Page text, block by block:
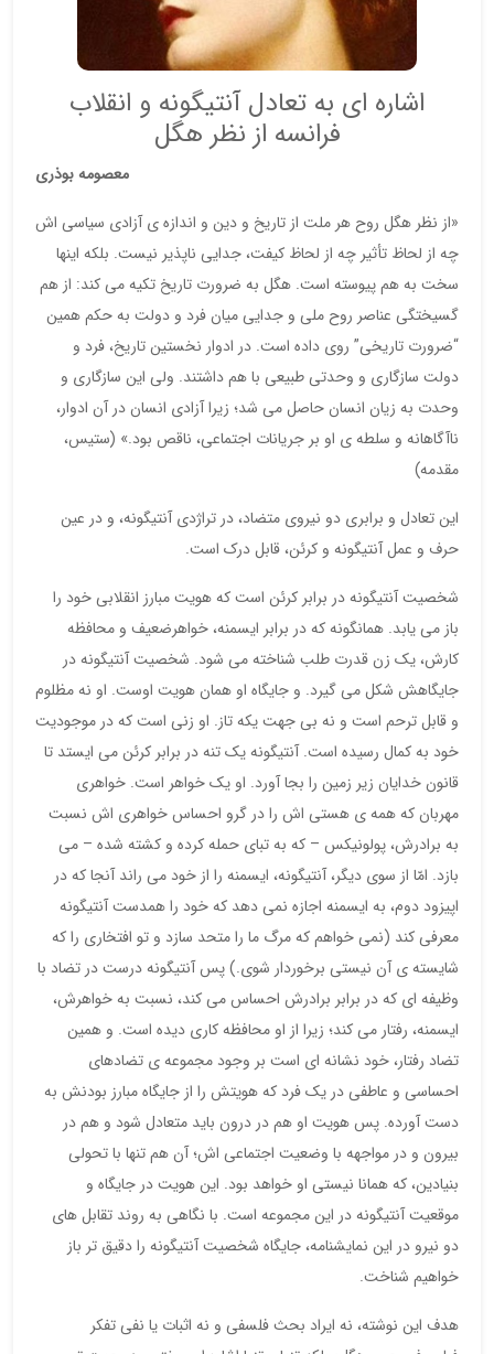
اشاره ای به تعادل آنتیگونه و انقلاب
فرانسه از نظر هگل
معصومه بوذری
«از نظر هگل روح هر ملت از تاریخ و دین و اندازه ی آزادی سیاسی اش
چه از لحاظ تأثیر چه از لحاظ کیفت، جدایی ناپذیر نیست. بلکه اینها
سخت به هم پیوسته است. هگل به ضرورت تاریخ تکیه می کند: از هم
گسیختگی عناصر روح ملی و جدایی میان فرد و دولت به حکم همین
“ضرورت تاریخی” روی داده است. در ادوار نخستین تاریخ، فرد و
دولت سازگاری و وحدتی طبیعی با هم داشتند. ولی این سازگاری و
وحدت به زیان انسان حاصل می شد؛ زیرا آزادی انسان در آن ادوار،
ناآگاهانه و سلطه ی او بر جریانات اجتماعی، ناقص بود.» (ستیس،
مقدمه)
این تعادل و برابری دو نیروی متضاد، در تراژدی آنتیگونه، و در عین
حرف و عمل آنتیگونه و کرئن، قابل درک است.
شخصیت آنتیگونه در برابر کرئن است که هویت مبارز انقلابی خود را
باز می یابد. همانگونه که در برابر ایسمنه، خواهرضعیف و محافظه
کارش، یک زن قدرت طلب شناخته می شود. شخصیت آنتیگونه در
جایگاهش شکل می گیرد. و جایگاه او همان هویت اوست. او نه مظلوم
و قابل ترحم است و نه بی جهت یکه تاز. او زنی است که در موجودیت
خود به کمال رسیده است. آنتیگونه یک تنه در برابر کرئن می ایستد تا
قانون خدایان زیر زمین را بجا آورد. او یک خواهر است. خواهری
مهربان که همه ی هستی اش را در گرو احساس خواهری اش نسبت
به برادرش، پولونیکس – که به تبای حمله کرده و کشته شده – می
بازد. امّا از سوی دیگر، آنتیگونه، ایسمنه را از خود می راند آنجا که در
اپیزود دوم، به ایسمنه اجازه نمی دهد که خود را همدست آنتیگونه
معرفی کند (نمی خواهم که مرگ ما را متحد سازد و تو افتخاری را که
شایسته ی آن نیستی برخوردار شوی.) پس آنتیگونه درست در تضاد با
وظیفه ای که در برابر برادرش احساس می کند، نسبت به خواهرش،
ایسمنه، رفتار می کند؛ زیرا از او محافظه کاری دیده است. و همین
تضاد رفتار، خود نشانه ای است بر وجود مجموعه ی تضادهای
احساسی و عاطفی در یک فرد که هویتش را از جایگاه مبارز بودنش به
دست آورده. پس هویت او هم در درون باید متعادل شود و هم در
بیرون و در مواجهه با وضعیت اجتماعی اش؛ آن هم تنها با تحولی
بنیادین، که همانا نیستی او خواهد بود. این هویت در جایگاه و
موقعیت آنتیگونه در این مجموعه است. با نگاهی به روند تقابل های
دو نیرو در این نمایشنامه، جایگاه شخصیت آنتیگونه را دقیق تر باز
خواهیم شناخت.
هدف این نوشته، نه ایراد بحث فلسفی و نه اثبات یا نفی تفکر